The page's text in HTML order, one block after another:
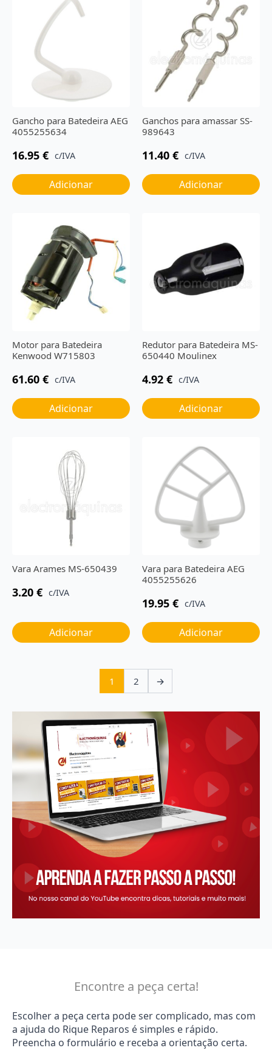
Gancho para Batedeira AEG
4055255634
16.95 € c/IVA
Adicionar
Ganchos para amassar SS-
989643
11.40 € c/IVA
Adicionar
Motor para Batedeira
Kenwood W715803
61.60 € c/IVA
Adicionar
Redutor para Batedeira MS-
650440 Moulinex
4.92 € c/IVA
Adicionar
Vara Arames MS-650439
3.20 € c/IVA
Adicionar
Vara para Batedeira AEG
4055255626
19.95 € c/IVA
Adicionar
1 2 →
Encontre a peça certa!
Escolher a peça certa pode ser complicado, mas com
a ajuda do Rique Reparos é simples e rápido.
Preencha o formulário e receba a orientação certa.